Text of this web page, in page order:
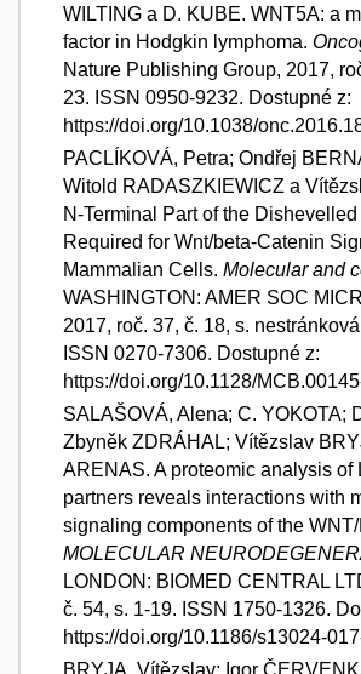
WILTING a D. KUBE. WNT5A: a
factor in Hodgkin lymphoma.
Nature Publishing Group, 2017,
23. ISSN 0950-9232. Dostupné z:
https://doi.org/10.1038/
PACLÍKOVÁ, Petra; Ondřej
Witold RADASZKIEWICZ a
N-Terminal Part of the
Required for Wnt/beta-Catenin
Mammalian Cells. Molecular and
WASHINGTON: AMER SOC
2017, roč. 37, č. 18, s.
ISSN 0270-7306. Dostupné z:
https://doi.org/10.1128/
SALAŠOVÁ, Alena; C. YOKOTA;
Zbyněk ZDRÁHAL; Vítězslav
ARENAS. A proteomic analysis of
partners reveals interactions with
signaling components of the
MOLECULAR
LONDON: BIOMED CENTRAL
č. 54, s. 1-19. ISSN 1750-1326.
https://doi.org/10.1186/s13024-
BRYJA, Vítězslav; Igor